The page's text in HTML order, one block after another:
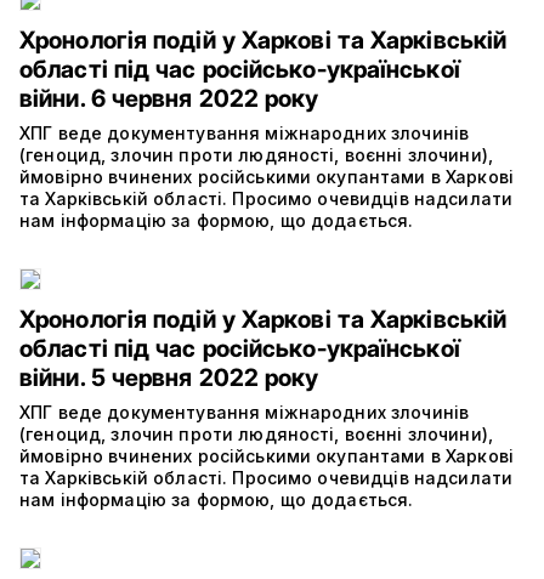
Хронологія подій у Харкові та Харківській
області під час російсько-української
війни. 6 червня 2022 року
ХПГ веде документування міжнародних злочинів
(геноцид, злочин проти людяності, воєнні злочини),
ймовірно вчинених російськими окупантами в Харкові
та Харківській області. Просимо очевидців надсилати
нам інформацію за формою, що додається.
Хронологія подій у Харкові та Харківській
області під час російсько-української
війни. 5 червня 2022 року
ХПГ веде документування міжнародних злочинів
(геноцид, злочин проти людяності, воєнні злочини),
ймовірно вчинених російськими окупантами в Харкові
та Харківській області. Просимо очевидців надсилати
нам інформацію за формою, що додається.